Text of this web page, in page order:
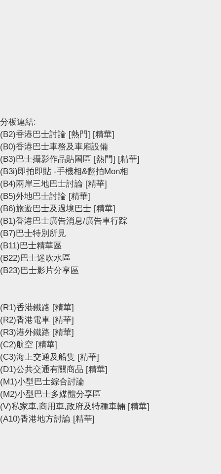
分板連結:
(B2)香港巴士討論 [熱門] [精華]
(B0)香港巴士車務及車廂設備
(B3)巴士攝影作品貼圖區 [熱門] [精華]
(B3i)即拍即貼 -手機相&翻拍Mon相
(B4)兩岸三地巴士討論 [精華]
(B5)外地巴士討論 [精華]
(B6)旅遊巴士及過境巴士 [精華]
(B1)香港巴士廣告消息/廣告車行踪
(B7)巴士特別所見
(B11)巴士精華區
(B22)巴士迷吹水區
(B23)巴士影片分享區
(R1)香港鐵路 [精華]
(R2)香港電車 [精華]
(R3)港外鐵路 [精華]
(C2)航空 [精華]
(C3)海上交通及船隻 [精華]
(D1)公共交通有關商品 [精華]
(M1)小型巴士綜合討論
(M2)小型巴士多媒體分享區
(V)私家車,商用車,政府及特種車輛 [精華]
(A10)香港地方討論 [精華]